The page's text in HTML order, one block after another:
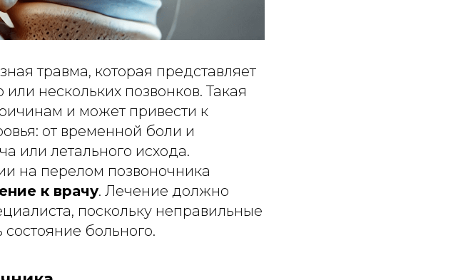
травма, которая представляет
нескольких позвонков. Такая
и может привести к
от временной боли и
или летального исхода.
на перелом позвоночника
к врачу. Лечение должно
поскольку неправильные
больного.